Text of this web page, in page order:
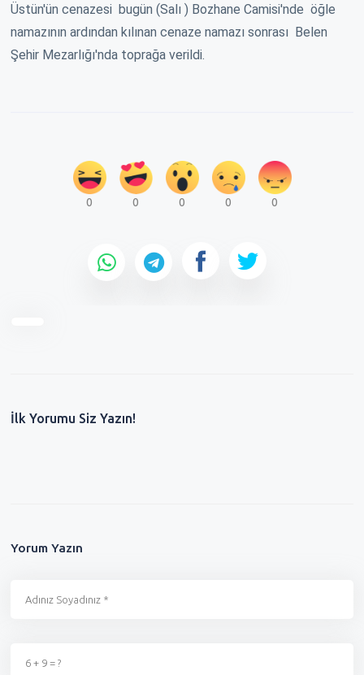
Üstün'ün cenazesi bugün (Salı ) Bozhane Camisi'nde öğle
namazının ardından kılınan cenaze namazı sonrası Belen
Şehir Mezarlığı'nda toprağa verildi.
0 0 0 0 0
İlk Yorumu Siz Yazın!
Yorum Yazın